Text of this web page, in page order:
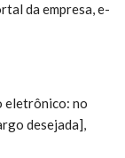
da empresa, e-
eletrônico: no
desejada],